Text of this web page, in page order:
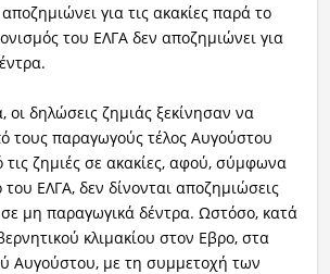
για τις ακακίες παρά το
του ΕΛΓΑ δεν αποζημιώνει για
οι δηλώσεις ζημιάς ξεκίνησαν να
τους παραγωγούς τέλος Αυγούστου
τις ζημιές σε ακακίες, αφού, σύμφωνα
ΕΛΓΑ, δεν δίνονται αποζημιώσεις
μη παραγωγικά δέντρα. Ωστόσο, κατά
κλιμακίου στον Εβρο, στα
Αυγούστου, με τη συμμετοχή των